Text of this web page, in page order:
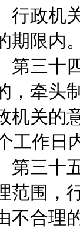
政机关
期限内
三十四
，牵头
机关的
工作日
三十五
范围，
不合理